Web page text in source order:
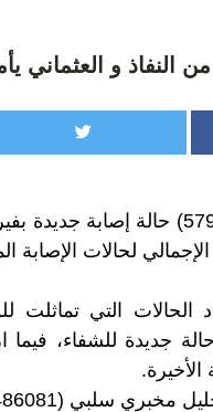
النفاذ و
أعلنت وزارة الصحة عن تسجيل
التي تماثلت
سلبي (5486081) حالة.